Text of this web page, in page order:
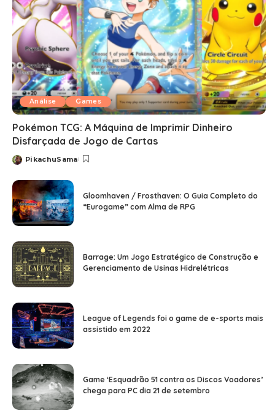
Análise Games
Pokémon TCG: A Máquina de Imprimir Dinheiro
Disfarçada de Jogo de Cartas
Posted
PikachuSama
Gloomhaven / Frosthaven: O Guia Completo do
“Eurogame” com Alma de RPG
Barrage: Um Jogo Estratégico de Construção e
Gerenciamento de Usinas Hidrelétricas
League of Legends foi o game de e-sports mais
assistido em 2022
Game ‘Esquadrão 51 contra os Discos Voadores’
chega para PC dia 21 de setembro